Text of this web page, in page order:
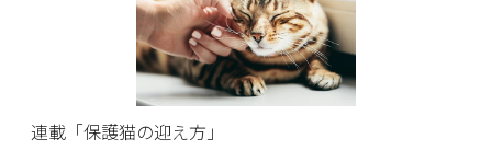
連載「保護猫の迎え方」